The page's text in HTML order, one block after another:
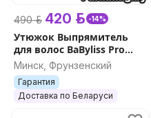
490 р. 420 р. -14%
Утюжок Выпрямитель
для волос BaByliss Pro
ELIPSTYLE Titanium
(BAB3500E) стайлер
Минск, Фрунзенский
Гарантия
Доставка по Беларуси